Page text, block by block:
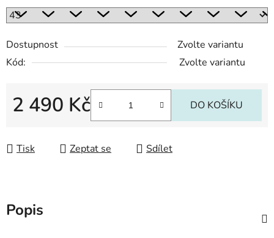
Dostupnost
Zvolte variantu
Kód:
Zvolte variantu
2 490 Kč DO KOŠÍKU
Tisk Zeptat se Sdílet
Popis